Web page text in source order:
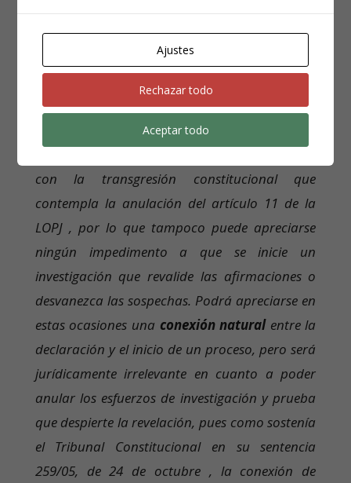
su conexión respecto a la actividad probatoria
en el proceso, operando como denuncia o
noticia criminis de la que arranca la
investigación de hechos distintos y que precisan
de sus propios elementos confirmadores, no
con la transgresión constitucional que
contempla la anulación del artículo 11 de la
LOPJ , por lo que tampoco puede apreciarse
ningún impedimento a que se inicie un
investigación que revalide las afirmaciones o
desvanezca las sospechas. Podrá apreciarse en
estas ocasiones una conexión naturalentre la
declaración y el inicio de un proceso, pero será
jurídicamente irrelevante en cuanto a poder
anular los esfuerzos de investigación y prueba
que despierte la revelación, pues como sostenía
el Tribunal Constitucional en su sentencia
259/05, de 24 de octubre , la conexión de
Ajustes
Rechazar todo
Aceptar todo